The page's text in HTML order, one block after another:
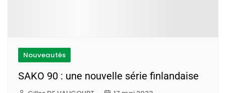
Nouveautés
SAKO 90 : une nouvelle série finlandaise